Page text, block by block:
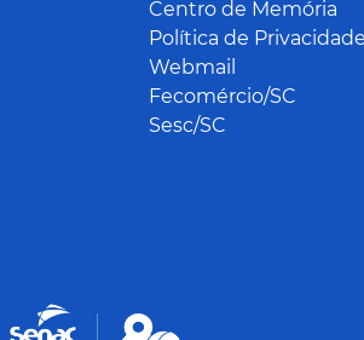
Centro de Memória
Política de Privacidade
Webmail
Fecomércio/SC
Sesc/SC